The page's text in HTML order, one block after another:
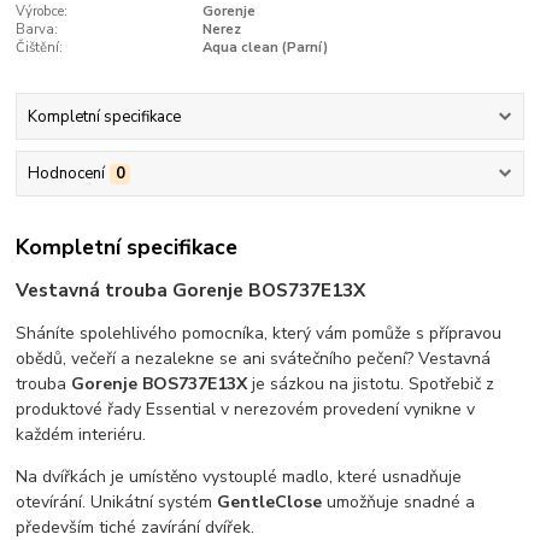
Výrobce:
Gorenje
Barva:
Nerez
Čištění:
Aqua clean (Parní)
Kompletní specifikace
Hodnocení 0
Kompletní specifikace
Vestavná trouba Gorenje BOS737E13X
Sháníte spolehlivého pomocníka, který vám pomůže s přípravou
obědů, večeří a nezalekne se ani svátečního pečení? Vestavná
trouba Gorenje BOS737E13Xje sázkou na jistotu. Spotřebič z
produktové řady Essential v nerezovém provedení vynikne v
každém interiéru.
Na dvířkách je umístěno vystouplé madlo, které usnadňuje
otevírání. Unikátní systém GentleClose umožňuje snadné a
především tiché zavírání dvířek.